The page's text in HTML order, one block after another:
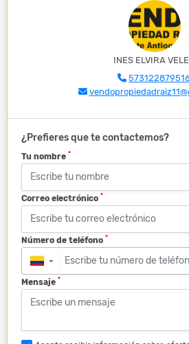
INES ELVIRA
¿Prefieres que te contactemos?
Tu nombre *
Correo electrónico *
Número de teléfono *
▼
Mensaje *